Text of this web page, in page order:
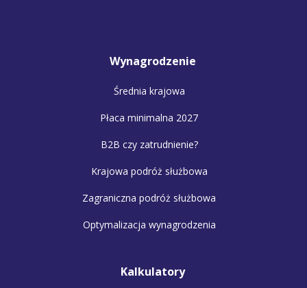
Wynagrodzenie
Średnia krajowa
Płaca minimalna 2027
B2B czy zatrudnienie?
Krajowa podróż służbowa
Zagraniczna podróż służbowa
Optymalizacja wynagrodzenia
Kalkulatory